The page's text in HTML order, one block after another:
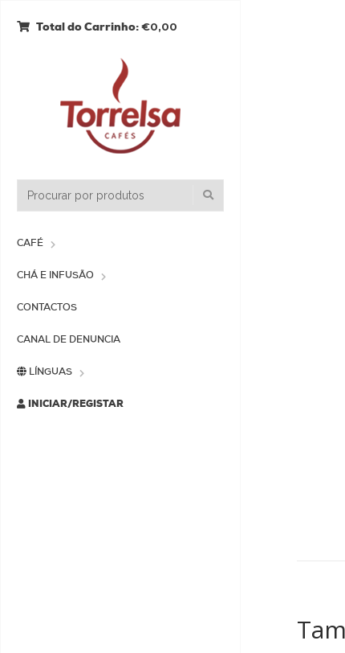
Total do Carrinho: €0,00
CAFÉ
CHÁ E INFUSÃO
CONTACTOS
CANAL DE DENUNCIA
LÍNGUAS
INICIAR/REGISTAR